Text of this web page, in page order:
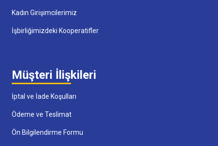
Kadın Girişimcilerimiz
İşbirliğimizdeki Kooperatifler
Müşteri İlişkileri
İptal ve İade Koşulları
Ödeme ve Teslimat
Ön Bilgilendirme Formu